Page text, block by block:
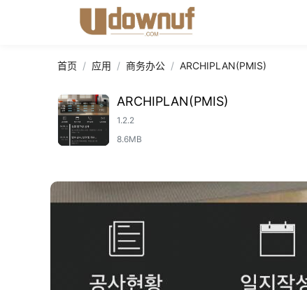
首页 应用 商务办公 ARCHIPLAN(PMIS)
ARCHIPLAN(PMIS)
1.2.2
8.6MB